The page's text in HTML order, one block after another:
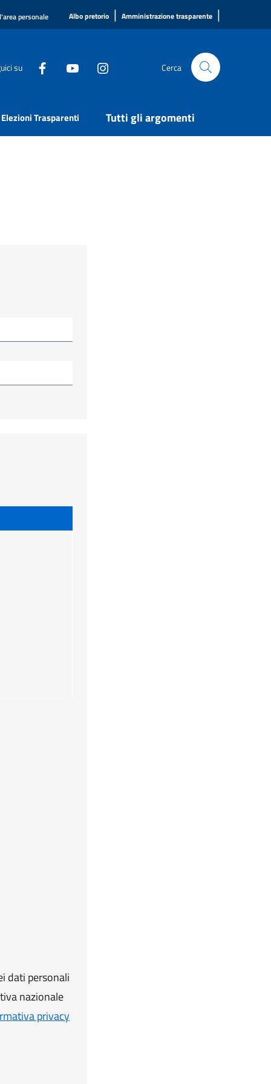
personale Albo pretorio | Amministrazione trasparente |
su Cerca
Elezioni Trasparenti Tutti gli argomenti
dati personali
nazionale
privacy